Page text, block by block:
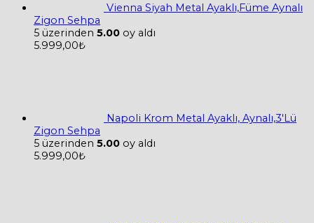
Vienna Siyah Metal Ayaklı,Füme Aynalı
Zigon Sehpa
5 üzerinden 5.00 oy aldı
5.999,00₺
Napoli Krom Metal Ayaklı, Aynalı,3'Lü
Zigon Sehpa
5 üzerinden 5.00 oy aldı
5.999,00₺